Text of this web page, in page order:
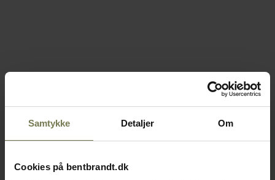
Samtykke Detaljer Om
Cookies på bentbrandt.dk